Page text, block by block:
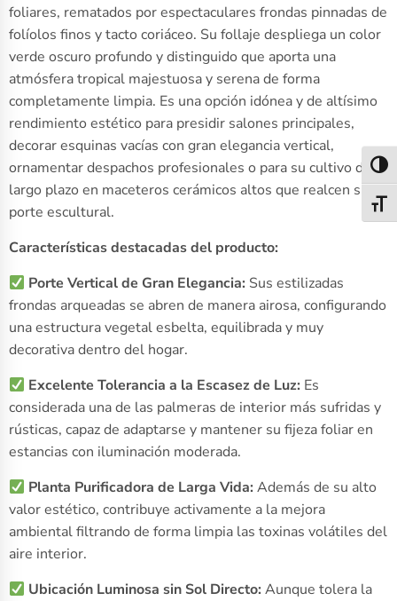
foliares, rematados por espectaculares frondas pinnadas de
folíolos finos y tacto coriáceo. Su follaje despliega un color
verde oscuro profundo y distinguido que aporta una
atmósfera tropical majestuosa y serena de forma
completamente limpia. Es una opción idónea y de altísimo
rendimiento estético para presidir salones principales,
decorar esquinas vacías con gran elegancia vertical,
ornamentar despachos profesionales o para su cultivo de
largo plazo en maceteros cerámicos altos que realcen su
porte escultural.
Características destacadas del producto:
Porte Vertical de Gran Elegancia: Sus estilizadas
frondas arqueadas se abren de manera airosa, configurando
una estructura vegetal esbelta, equilibrada y muy
decorativa dentro del hogar.
Excelente Tolerancia a la Escasez de Luz: Es
considerada una de las palmeras de interior más sufridas y
rústicas, capaz de adaptarse y mantener su fijeza foliar en
estancias con iluminación moderada.
Planta Purificadora de Larga Vida: Además de su alto
valor estético, contribuye activamente a la mejora
ambiental filtrando de forma limpia las toxinas volátiles del
aire interior.
Ubicación Luminosa sin Sol Directo: Aunque tolera la